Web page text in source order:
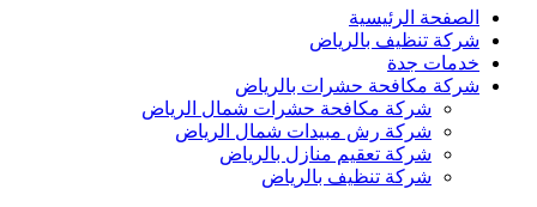
الصفحة الرئيسية
شركة تنظيف بالرياض
خدمات جدة
شركة مكافحة حشرات بالرياض
شركة مكافحة حشرات شمال الرياض
شركة رش مبيدات شمال الرياض
شركة تعقيم منازل بالرياض
شركة تنظيف بالرياض